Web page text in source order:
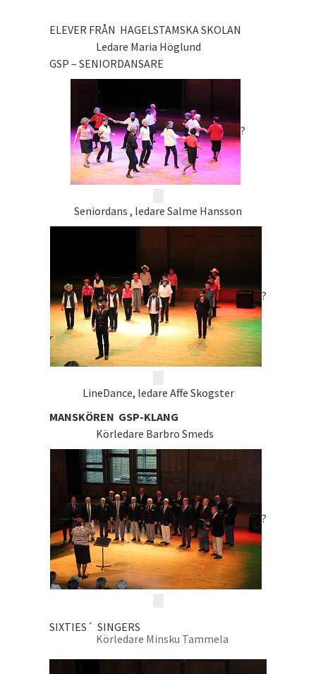
ELEVER FRÅN HAGELSTAMSKA SKOLAN
Ledare Maria Höglund
GSP – SENIORDANSARE
?
Seniordans , ledare Salme Hansson
?
LineDance, ledare Affe Skogster
MANSKÖREN GSP-KLANG
Körledare Barbro Smeds
?
SIXTIES´ SINGERS
Körledare Minsku Tammela